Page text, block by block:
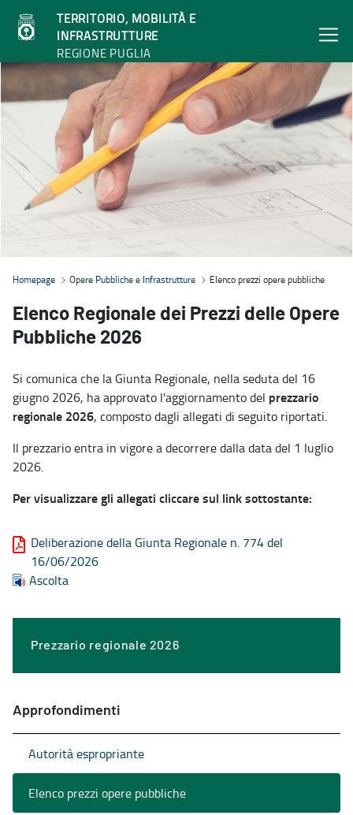
TERRITORIO, MOBILITÀ E
INFRASTRUTTURE
REGIONE PUGLIA
Elenco prezzi opere pubbliche - Territorio, mobilità e
Homepage Opere Pubbliche e Infrastrutture Elenco prezzi opere pubbliche
Elenco Regionale dei Prezzi delle Opere
Pubbliche 2026
Si comunica che la Giunta Regionale, nella seduta del 16
giugno 2026, ha approvato l'aggiornamento del prezzario
regionale 2026, composto dagli allegati di seguito riportati.
Il prezzario entra in vigore a decorrere dalla data del 1 luglio
2026.
Per visualizzare gli allegati cliccare sul link sottostante:
Deliberazione della Giunta Regionale n. 774 del
16/06/2026
Ascolta
Prezzario regionale 2026
Approfondimenti
Autorità espropriante
Elenco prezzi opere pubbliche